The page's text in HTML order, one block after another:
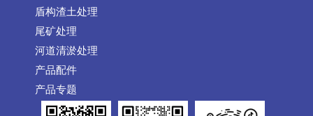
盾构渣土处理
尾矿处理
河道清淤处理
产品配件
产品专题